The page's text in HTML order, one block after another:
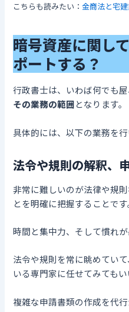
こちらも読みたい：金商法と宅
暗号資産に関し
ポートする？
行政書士は、いわば何でも
その業務の範囲となります。
具体的には、以下の業務を行
法令や規則の解釈、
非常に難しいのが法律や規
とを明確に把握することです
時間と集中力、そして慣れが
法令や規則を常に眺めてい
いる専門家に任せてみてもい
複雑な申請書類の作成を代行